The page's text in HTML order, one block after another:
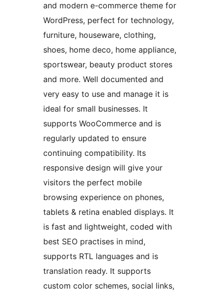
and modern e-commerce theme for
WordPress, perfect for technology,
furniture, houseware, clothing,
shoes, home deco, home appliance,
sportswear, beauty product stores
and more. Well documented and
very easy to use and manage it is
ideal for small businesses. It
supports WooCommerce and is
regularly updated to ensure
continuing compatibility. Its
responsive design will give your
visitors the perfect mobile
browsing experience on phones,
tablets & retina enabled displays. It
is fast and lightweight, coded with
best SEO practises in mind,
supports RTL languages and is
translation ready. It supports
custom color schemes, social links,